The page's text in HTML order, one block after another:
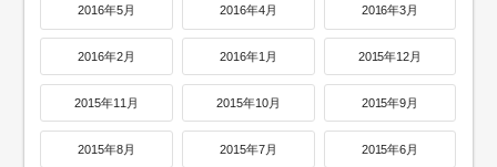
2016年5月 2016年4月 2016年3月
2016年2月 2016年1月 2015年12月
2015年11月 2015年10月 2015年9月
2015年8月 2015年7月 2015年6月